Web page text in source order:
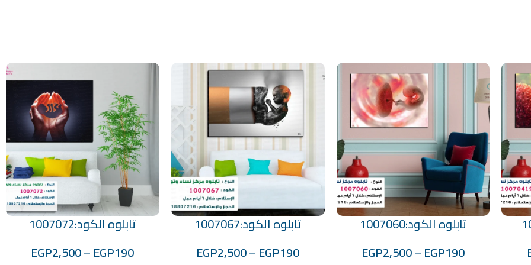
تحديد أحد الخيارات
تابلوه الكود:1007060
EGP190
–
EGP2,500
تحديد أحد الخيارات
تابلوه الكود:1007067
EGP190
–
EGP2,500
تحديد أحد الخيارات
تابلوه الكود:1007072
EGP190
–
EGP2,500